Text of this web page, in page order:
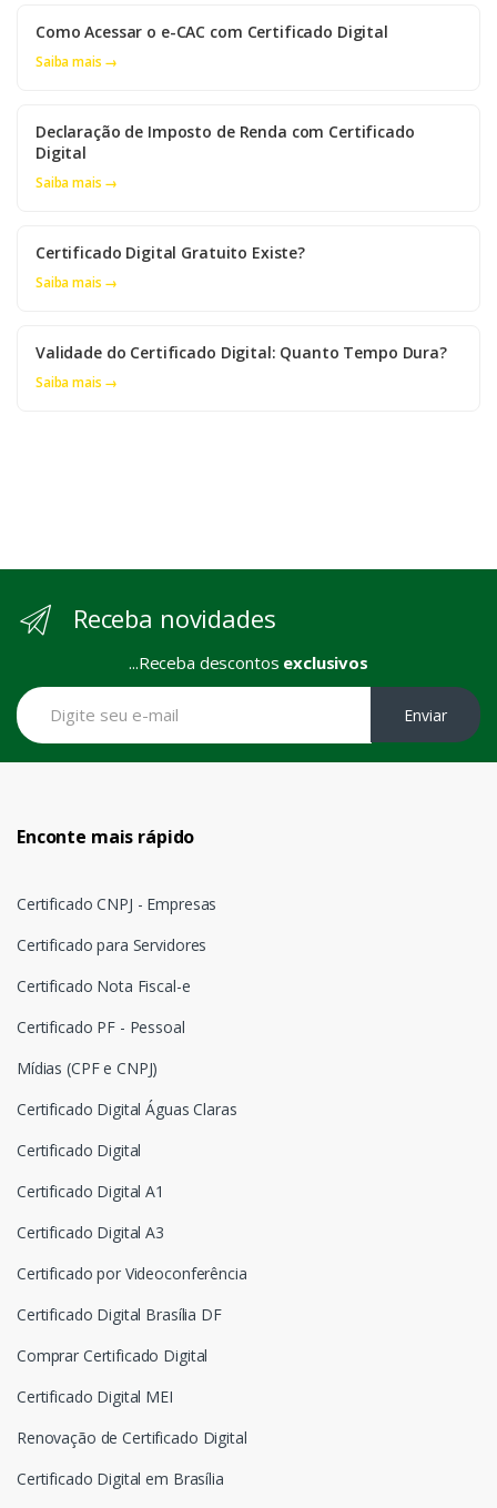
Como Acessar o e-CAC com Certificado Digital
Saiba mais →
Declaração de Imposto de Renda com Certificado
Digital
Saiba mais →
Certificado Digital Gratuito Existe?
Saiba mais →
Validade do Certificado Digital: Quanto Tempo Dura?
Saiba mais →
Receba novidades
...Receba descontos exclusivos
Enviar
Enconte mais rápido
Certificado CNPJ - Empresas
Certificado para Servidores
Certificado Nota Fiscal-e
Certificado PF - Pessoal
Mídias (CPF e CNPJ)
Certificado Digital Águas Claras
Certificado Digital
Certificado Digital A1
Certificado Digital A3
Certificado por Videoconferência
Certificado Digital Brasília DF
Comprar Certificado Digital
Certificado Digital MEI
Renovação de Certificado Digital
Certificado Digital em Brasília